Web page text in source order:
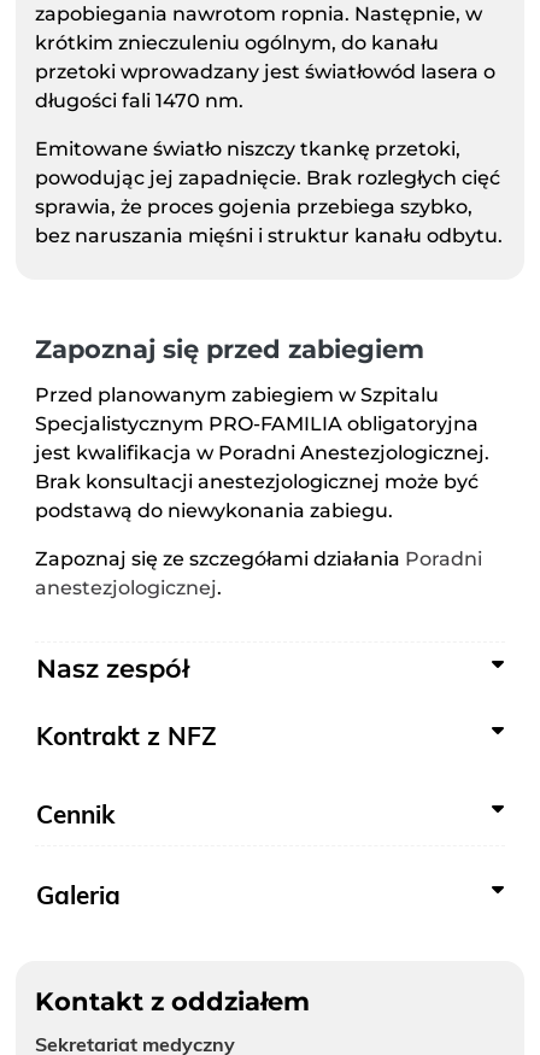
zapobiegania nawrotom ropnia. Następnie, w
krótkim znieczuleniu ogólnym, do kanału
przetoki wprowadzany jest światłowód lasera o
długości fali 1470 nm.
Emitowane światło niszczy tkankę przetoki,
powodując jej zapadnięcie. Brak rozległych cięć
sprawia, że proces gojenia przebiega szybko,
bez naruszania mięśni i struktur kanału odbytu.
Zapoznaj się przed zabiegiem
Przed planowanym zabiegiem w Szpitalu
Specjalistycznym PRO-FAMILIA obligatoryjna
jest kwalifikacja w Poradni Anestezjologicznej.
Brak konsultacji anestezjologicznej może być
podstawą do niewykonania zabiegu.
Zapoznaj się ze szczegółami działania Poradni
anestezjologicznej.
Nasz zespół
Kontrakt z NFZ
Cennik
Galeria
Kontakt z oddziałem
Sekretariat medyczny